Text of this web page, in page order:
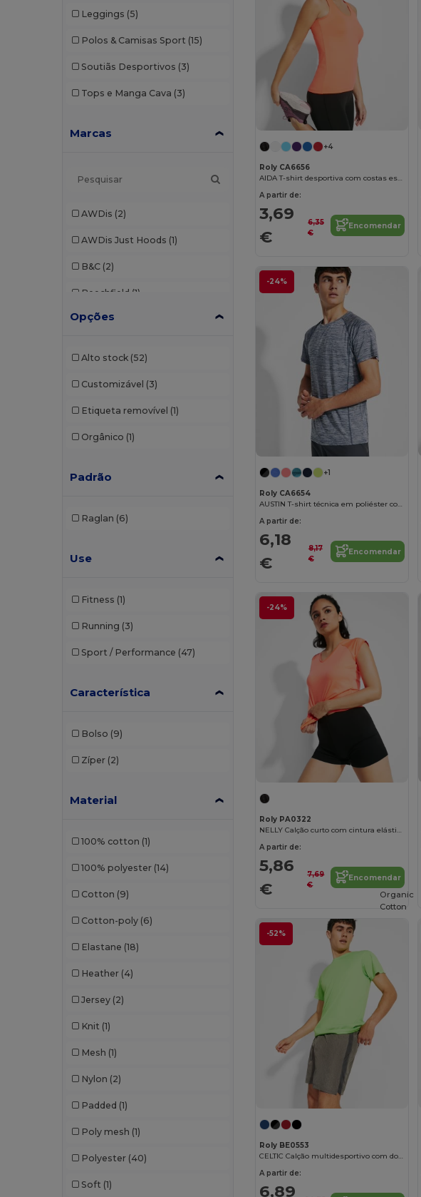
Leggings (5)
Polos & Camisas Sport (15)
Soutiãs Desportivos (3)
Tops e Manga Cava (3)
Marcas
AWDis (2)
AWDis Just Hoods (1)
B&C (2)
Beechfield (1)
Brook Taverner
Elevate Life
Front row
Just Cool (17)
Kariban (10)
Kariban Premium
Kimood
Larkwood (2)
Malfini (4)
Malfini Premium
Mumbles (1)
Mustaghata
Proact (97)
Promodoro
Quadra
Radsow by Uneek
Result (3)
Roly (24)
Roly Sport (55)
Russell (4)
RYWAN
Opções
Alto stock (52)
Customizável (3)
Etiqueta removível (1)
Orgânico (1)
Padrão
Raglan (6)
Use
Fitness (1)
Running (3)
Sport / Performance (47)
Característica
Bolso (9)
Zíper (2)
Material
100% cotton (1)
100% polyester (14)
Cotton (9)
Cotton-poly (6)
Elastane (18)
Heather (4)
Jersey (2)
Knit (1)
Mesh (1)
Nylon (2)
Padded (1)
Poly mesh (1)
Polyester (40)
Soft (1)
+4
Roly CA6656
AIDA T-shirt desportiva com costas estilo nadadora
A partir de:
3,69
€
6,35
€
Encomendar
-24%
+1
Roly CA6654
AUSTIN T-shirt técnica em poliéster com manga reglan
A partir de:
6,18
€
8,17
€
Encomendar
-24%
Roly PA0322
NELLY Calção curto com cintura elástica
A partir de:
5,86
€
7,69
€
Encomendar
-52%
Roly BE0553
CELTIC Calção multidesportivo com dois tecidos e slide interior
A partir de:
6,89
Organic
Cotton